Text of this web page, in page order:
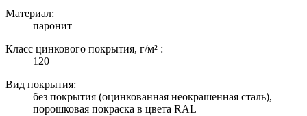
Материал:
паронит
Класс цинкового покрытия, г/м² :
120
Вид покрытия:
без покрытия (оцинкованная неокрашенная сталь),
порошковая покраска в цвета RAL